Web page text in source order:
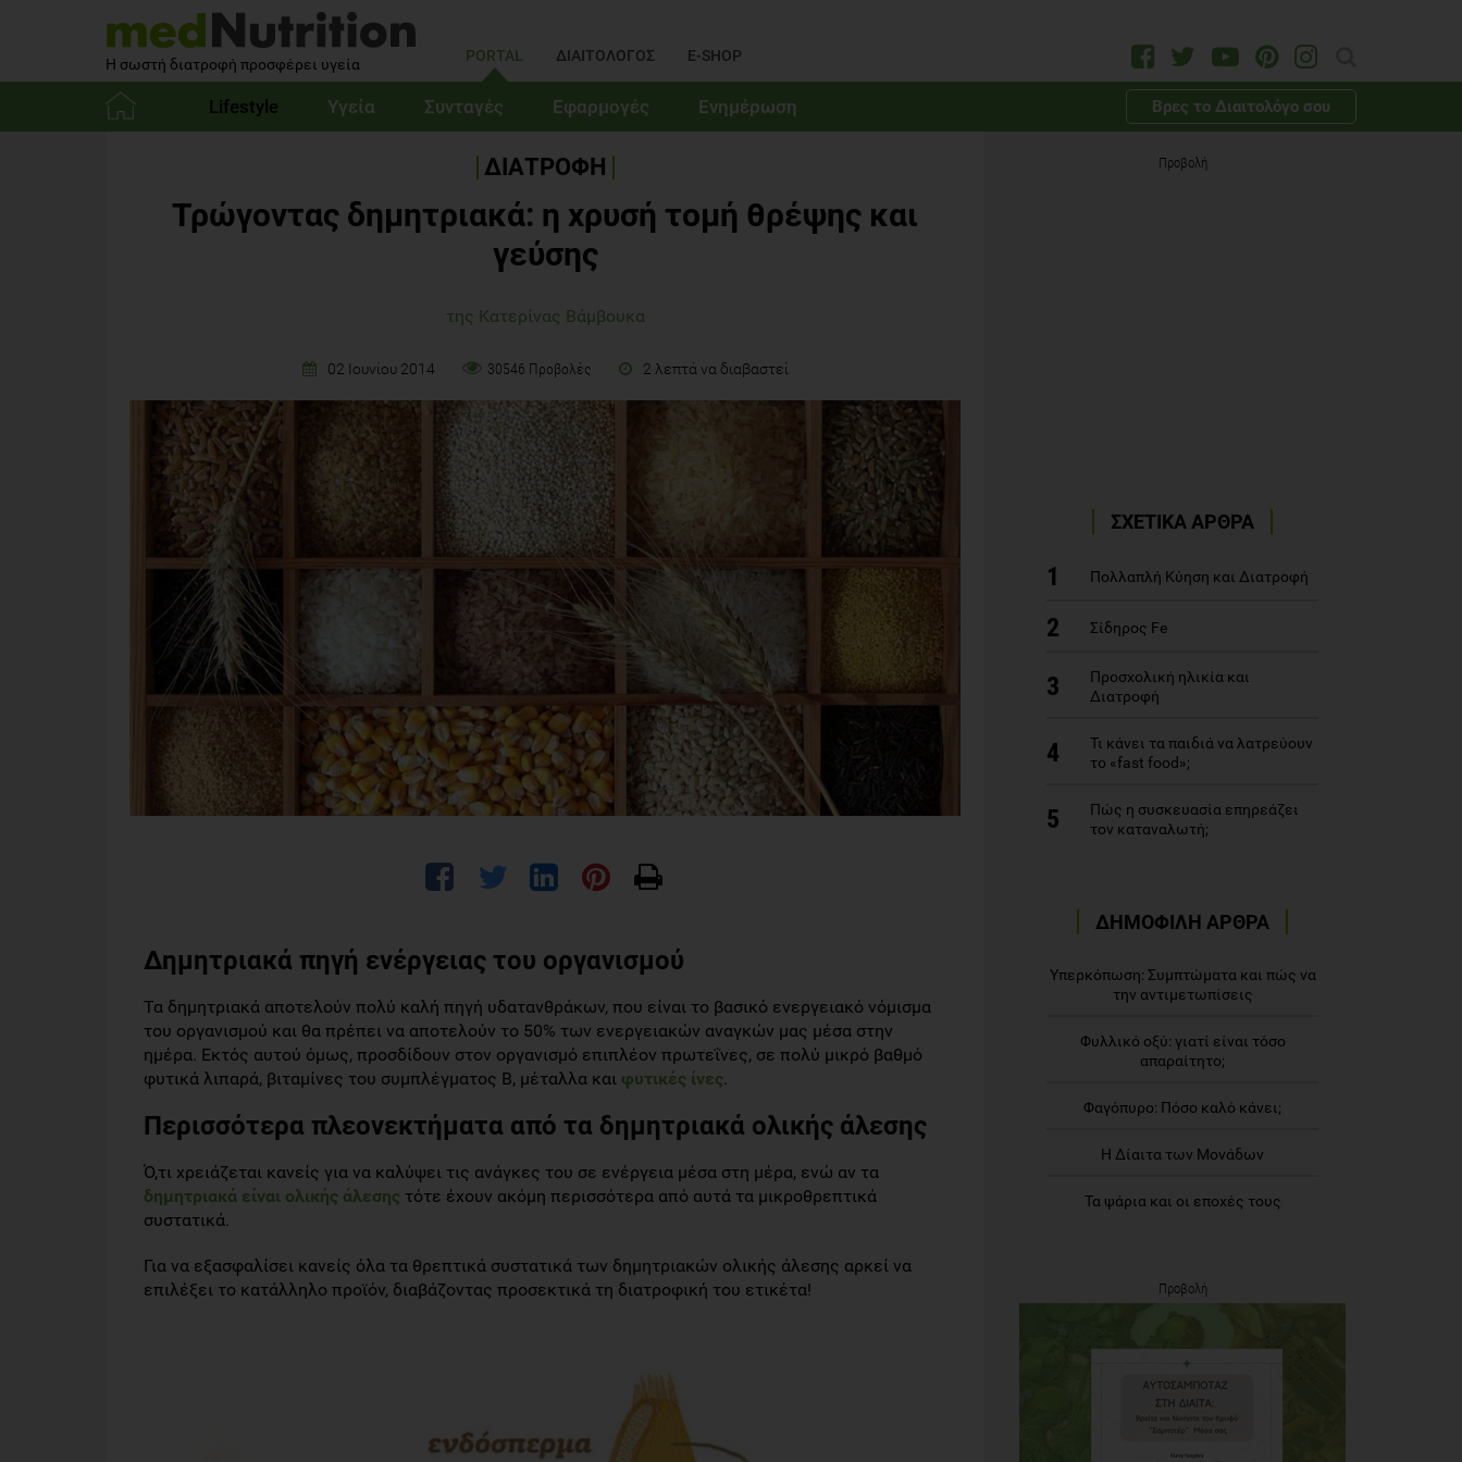
Η σωστή διατροφή προσφέρει υγεία PORTAL ΔΙΑΙΤΟΛΟΓΟΣ E-SHOP
Lifestyle Υγεία Συνταγές Εφαρμογές Ενημέρωση Βρες το Διαιτολόγο σου
ΔΙΑΤΡΟΦΗ
Τρώγοντας δημητριακά: η χρυσή τομή θρέψης και
γεύσης
της Κατερίνας Βάμβουκα
02 Ιουνίου 2014 30546 Προβολές 2 λεπτά να διαβαστεί
Δημητριακά πηγή ενέργειας του οργανισμού
Τα δημητριακά αποτελούν πολύ καλή πηγή υδατανθράκων, που είναι το βασικό ενεργειακό νόμισμα
του οργανισμού και θα πρέπει να αποτελούν το 50% των ενεργειακών αναγκών μας μέσα στην
ημέρα. Εκτός αυτού όμως, προσδίδουν στον οργανισμό επιπλέον πρωτεΐνες, σε πολύ μικρό βαθμό
φυτικά λιπαρά, βιταμίνες του συμπλέγματος Β, μέταλλα και φυτικές ίνες.
Περισσότερα πλεονεκτήματα από τα δημητριακά ολικής άλεσης
Ό,τι χρειάζεται κανείς για να καλύψει τις ανάγκες του σε ενέργεια μέσα στη μέρα, ενώ αν τα
δημητριακά είναι ολικής άλεσης τότε έχουν ακόμη περισσότερα από αυτά τα μικροθρεπτικά
συστατικά.
Για να εξασφαλίσει κανείς όλα τα θρεπτικά συστατικά των δημητριακών ολικής άλεσης αρκεί να
επιλέξει το κατάλληλο προϊόν, διαβάζοντας προσεκτικά τη διατροφική του ετικέτα!
Προβολή
ΣΧΕΤΙΚΑ ΑΡΘΡΑ
1 Πολλαπλή Κύηση και Διατροφή
2 Σίδηρος Fe
3
Προσχολική ηλικία και
Διατροφή
4
Τι κάνει τα παιδιά να λατρεύουν
το «fast food»;
5
Πώς η συσκευασία επηρεάζει
τον καταναλωτή;
ΔΗΜΟΦΙΛΗ ΑΡΘΡΑ
Υπερκόπωση: Συμπτώματα και πώς να
την αντιμετωπίσεις
Φυλλικό οξύ: γιατί είναι τόσο
απαραίτητο;
Φαγόπυρο: Πόσο καλό κάνει;
Η Δίαιτα των Μονάδων
Τα ψάρια και οι εποχές τους
Προβολή